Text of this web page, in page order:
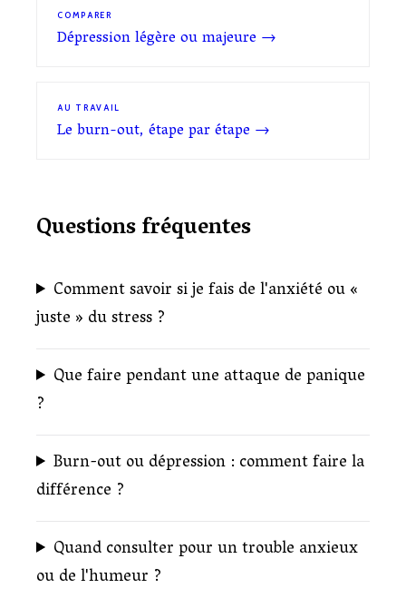
COMPARER
Dépression légère ou majeure →
AU TRAVAIL
Le burn-out, étape par étape →
Questions fréquentes
Comment savoir si je fais de l'anxiété ou «
juste » du stress ?
Que faire pendant une attaque de panique
?
Burn-out ou dépression : comment faire la
différence ?
Quand consulter pour un trouble anxieux
ou de l'humeur ?